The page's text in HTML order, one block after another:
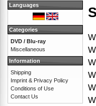
Languages
Categories
DVD / Blu-ray
Miscellaneous
Information
Shipping
Imprint & Privacy Policy
Conditions of Use
Contact Us